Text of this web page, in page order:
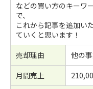
などの買い方のキーワ
で、
これから記事を追加い
ていくと思います！
売却理由
他の
月間売上